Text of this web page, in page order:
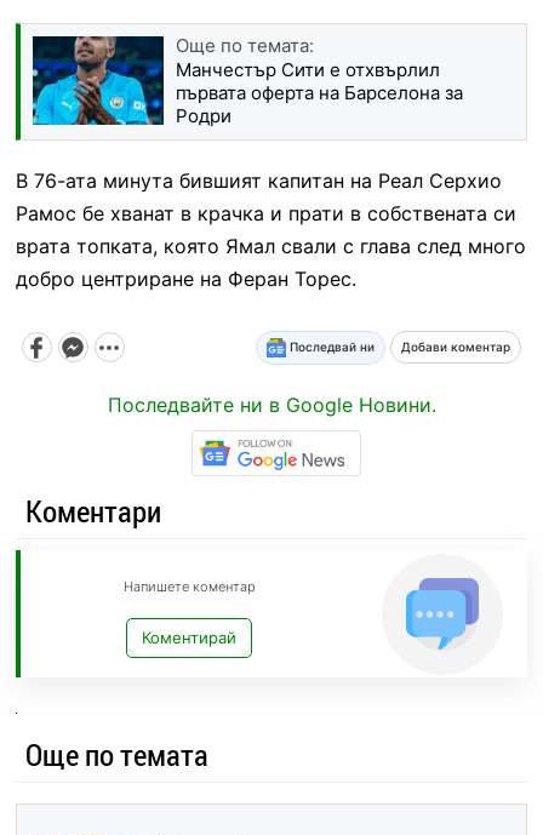
Още по темата:
Манчестър Сити е отхвърлил
първата оферта на Барселона за
Родри
В 76-ата минута бившият капитан на Реал Серхио
Рамос бе хванат в крачка и прати в собствената си
врата топката, която Ямал свали с глава след много
добро центриране на Феран Торес.
Последвай ни Добави коментар
Последвайте ни в Google Новини.
Коментари
Напишете коментар
Коментирай
Още по темата